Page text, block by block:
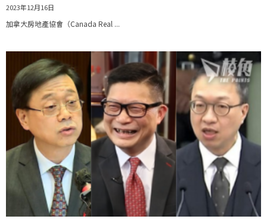
2023年12月16日
加拿大房地產協會（Canada Real ...